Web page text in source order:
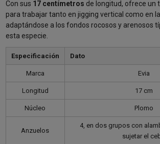
Con sus 17 centímetros de longitud, ofrece un
para trabajar tanto en jigging vertical como en
adaptándose a los fondos rocosos y arenosos
esta especie.
Especificación Dato
Marca Evia
Longitud 17 cm
Núcleo Plomo
Anzuelos
4, en dos grupos con
sujetar el